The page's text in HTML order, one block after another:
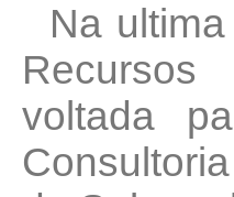
Na
Recursos
voltada